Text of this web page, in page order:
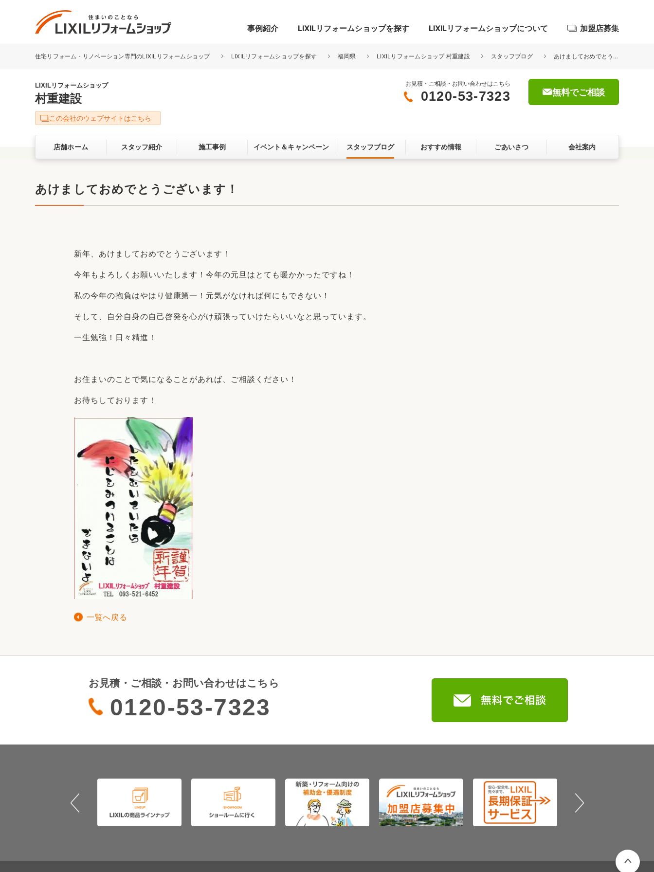
事例紹介
リフォーム事例を探す
キッチン
洗面化粧室 トイレ 玄関まわり 門まわり 屋根・外壁
ベランダ・バルコニー ガーデンスペース カースペース
お客さまの声 3Dシミュレーション
LIXILリフォームショップを探す LIXILリフォームショップについて
LIXILリフォームショップについて
サービス向上・品質改善の取り組み お客さま満足度アンケート
ここちいい暮らしをつくる、価値・性能向上
リフォームコンシェルジュ®
中古物件探しから性能向上リフォームをワン
リフォームお役立ち情報
加盟店募集
住宅リフォーム・リノベーション専門のLIXILリフォームショップ LIXILリフォームショップを探す 福岡県 LIXILリフォームショップ 村重建設 スタッフブログ あけましておめでとうございます！
LIXILリフォームショップ
村重建設
お見積・ご相談・お問い合わせはこちら
0120-53-7323 無料でご相談
この会社のウェブサイトはこちら
店舗ホーム スタッフ紹介 施工事例 イベント＆キャンペーン スタッフブログ おすすめ情報 ごあいさつ 会社案内
あけましておめでとうございます！
新年、あけましておめでとうございます！
今年もよろしくお願いいたします！今年の元旦はとても暖かかったですね！
私の今年の抱負はやはり健康第一！元気がなければ何にもできない！
そして、自分自身の自己啓発を心がけ頑張っていけたらいいなと思っています。
一生勉強！日々精進！
お住まいのことで気になることがあれば、ご相談ください！
お待ちしております！
一覧へ戻る
お見積・ご相談・お問い合わせはこちら
0120-53-7323